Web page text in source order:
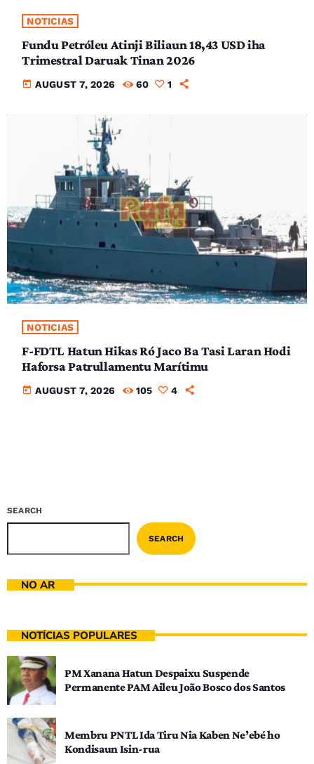
NOTICIAS
Fundu Petróleu Atinji Biliaun 18,43 USD iha
Trimestral Daruak Tinan 2026
today AUGUST 7, 2026 60 1
NOTICIAS
F-FDTL Hatun Hikas Ró Jaco Ba Tasi Laran Hodi
Haforsa Patrullamentu Marítimu
today AUGUST 7, 2026 105 4
SEARCH
SEARCH
NO AR
NOTÍCIAS POPULARES
PM Xanana Hatun Despaixu Suspende
Permanente PAM Aileu João Bosco dos Santos
Membru PNTL Ida Tiru Nia Kaben Ne’ebé ho
Kondisaun Isin-rua